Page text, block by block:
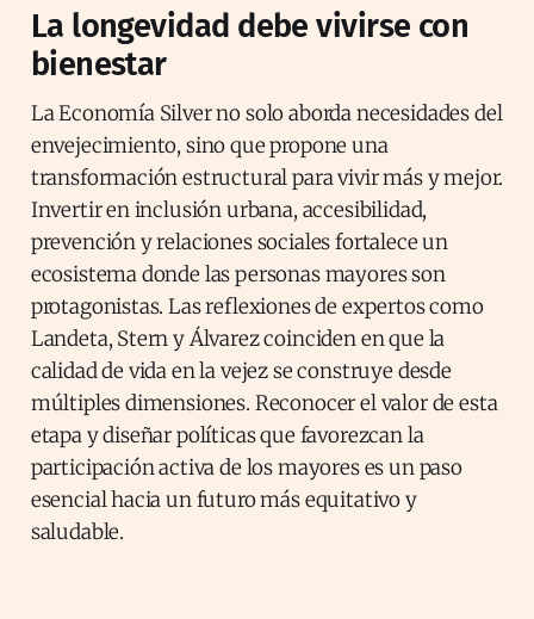
La longevidad debe vivirse con
bienestar
La Economía Silver no solo aborda necesidades del
envejecimiento, sino que propone una
transformación estructural para vivir más y mejor.
Invertir en inclusión urbana, accesibilidad,
prevención y relaciones sociales fortalece un
ecosistema donde las personas mayores son
protagonistas. Las reflexiones de expertos como
Landeta, Stern y Álvarez coinciden en que la
calidad de vida en la vejez se construye desde
múltiples dimensiones. Reconocer el valor de esta
etapa y diseñar políticas que favorezcan la
participación activa de los mayores es un paso
esencial hacia un futuro más equitativo y
saludable.